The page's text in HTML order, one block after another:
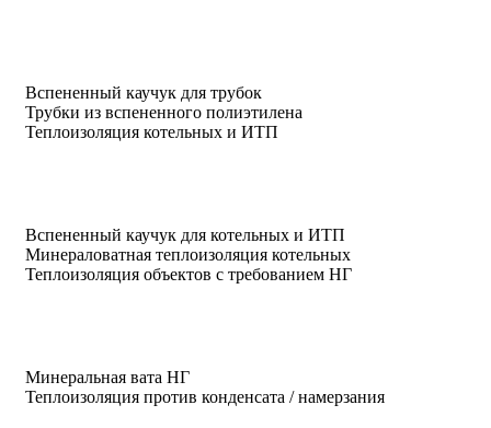
Вспененный каучук для трубок
Трубки из вспененного полиэтилена
Теплоизоляция котельных и ИТП
Вспененный каучук для котельных и ИТП
Минераловатная теплоизоляция котельных
Теплоизоляция объектов с требованием НГ
Минеральная вата НГ
Теплоизоляция против конденсата / намерзания